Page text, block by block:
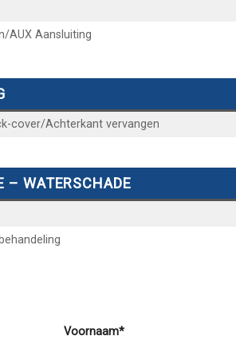
AUX Aansluiting
cover/Achterkant vervangen
– WATERSCHADE
Voornaam*